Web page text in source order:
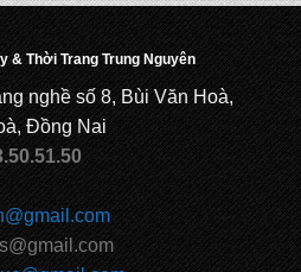
& Thời Trang Trung Nguyên
nghề số 8, Bùi Văn Hoà,
Đồng Nai